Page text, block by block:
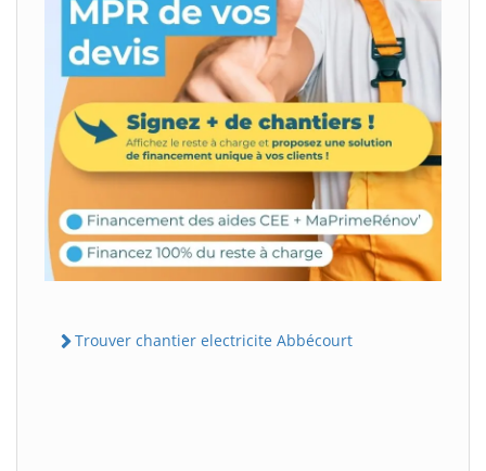
Trouver chantier electricite Abbécourt